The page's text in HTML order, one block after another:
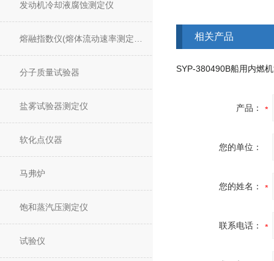
发动机冷却液腐蚀测定仪
分子质量试验器
盐雾试验器测定仪
软化点仪器
马弗炉
饱和蒸汽压测定仪
试验仪
相关产品
产品：
您的单位：
您的姓名：
联系电话：